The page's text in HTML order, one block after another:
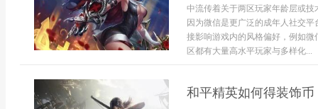
中流传着关于两区玩家年龄层或
因为微信是更广泛的成年人社交
接影响游戏内的风格偏好，例如
区都有大量高水平玩家与多样化...
和平精英如何得装饰